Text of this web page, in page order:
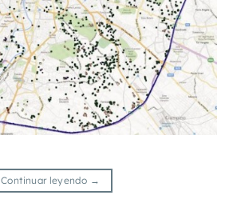
Continuar leyendo →